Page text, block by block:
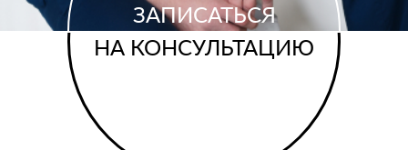
ЗАПИСАТЬСЯ
НА КОНСУЛЬТАЦИЮ